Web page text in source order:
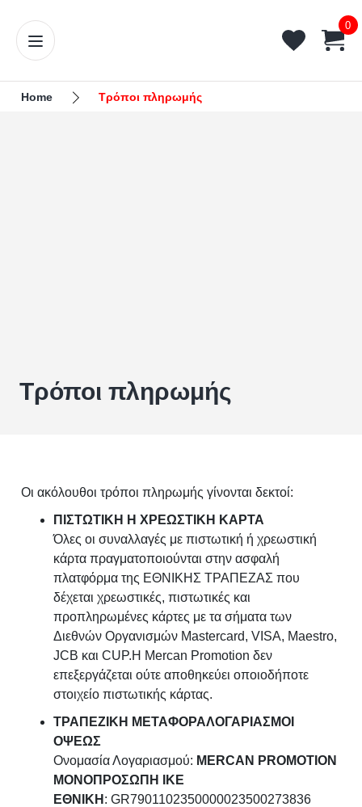
0
Home Τρόποι πληρωμής
Τρόποι πληρωμής
Οι ακόλουθοι τρόποι πληρωμής γίνονται δεκτοί:
ΠΙΣΤΩΤΙΚΗ Η ΧΡΕΩΣΤΙΚΗ ΚΑΡΤΑ
Όλες οι συναλλαγές με πιστωτική ή χρεωστική
κάρτα πραγματοποιούνται στην ασφαλή
πλατφόρμα της ΕΘΝΙΚΗΣ ΤΡΑΠΕΖΑΣ που
δέχεται χρεωστικές, πιστωτικές και
προπληρωμένες κάρτες με τα σήματα των
Διεθνών Οργανισμών Mastercard, VISA, Maestro,
JCB και CUP.Η Mercan Promotion δεν
επεξεργάζεται ούτε αποθηκεύει οποιοδήποτε
στοιχείο πιστωτικής κάρτας.
ΤΡΑΠΕΖΙΚΗ ΜΕΤΑΦΟΡΑΛΟΓΑΡΙΑΣΜΟΙ
ΟΨΕΩΣ
Ονομασία Λογαριασμού: MERCAN PROMOTION
ΜΟΝΟΠΡΟΣΩΠΗ ΙΚΕ
ΕΘΝΙΚΗ : GR7901102350000023500273836